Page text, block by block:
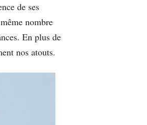
de ses
nombre
En plus de
nos atouts.